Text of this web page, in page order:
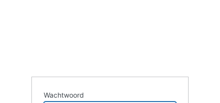
Wachtwoord